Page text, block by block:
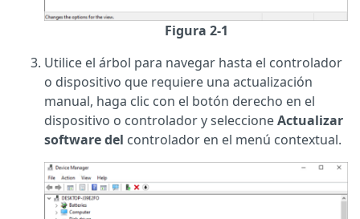
Figura 2-1
Utilice el árbol para navegar hasta el controlador
o dispositivo que requiere una actualización
manual, haga clic con el botón derecho en el
dispositivo o controlador y seleccioneActualizar
software del controlador en el menú contextual.